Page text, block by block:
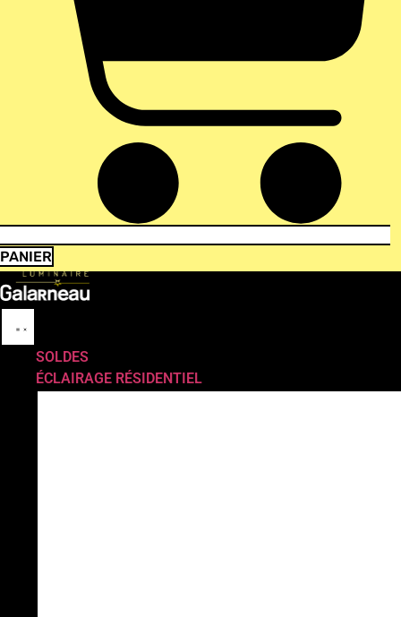
PANIER
SOLDES
ÉCLAIRAGE RÉSIDENTIEL